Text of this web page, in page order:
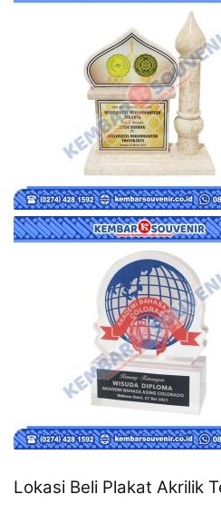
Lokasi Beli Plakat Akrilik